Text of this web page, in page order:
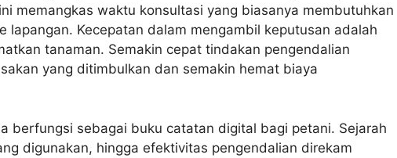
memangkas waktu konsultasi yang biasanya membutuhkan
lapangan. Kecepatan dalam mengambil keputusan adalah
tanaman. Semakin cepat tindakan pengendalian
yang ditimbulkan dan semakin hemat biaya
berfungsi sebagai buku catatan digital bagi petani. Sejarah
digunakan, hingga efektivitas pengendalian direkam